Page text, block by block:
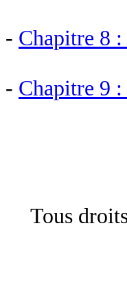
- Chapitre 8
- Chapitre 9
Tous